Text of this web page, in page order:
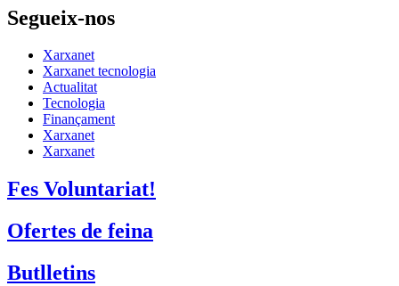
Segueix-nos
Xarxanet
Xarxanet tecnologia
Actualitat
Tecnologia
Finançament
Xarxanet
Xarxanet
Fes Voluntariat!
Ofertes de feina
Butlletins